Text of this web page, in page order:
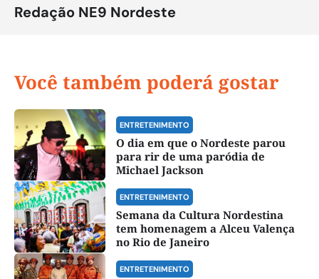
Redação NE9 Nordeste
Você também poderá gostar
ENTRETENIMENTO
O dia em que o Nordeste parou
para rir de uma paródia de
Michael Jackson
ENTRETENIMENTO
Semana da Cultura Nordestina
tem homenagem a Alceu Valença
no Rio de Janeiro
ENTRETENIMENTO